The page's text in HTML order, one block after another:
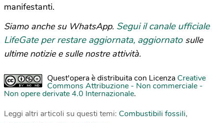
manifestanti.
Siamo anche su WhatsApp. Segui il canale ufficiale
LifeGate per restare aggiornata, aggiornato sulle
ultime notizie e sulle nostre attività.
Quest'opera è distribuita con Licenza Creative
Commons Attribuzione - Non commerciale -
Non opere derivate 4.0 Internazionale.
Leggi altri articoli su questi temi: Combustibili fossili,